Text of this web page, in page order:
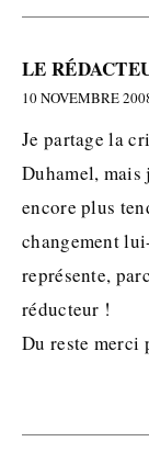
LE
10 NOVEMBRE
Je partage la
Duhamel,
encore plus
changement
représente,
réducteur !
Du reste merci